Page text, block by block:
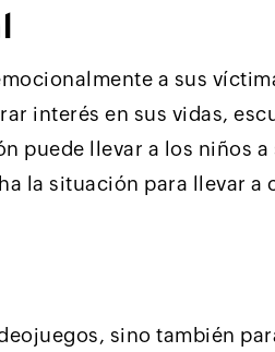
a sus
interés en sus vidas,
puede llevar a los niños a
la situación para llevar a
sino también